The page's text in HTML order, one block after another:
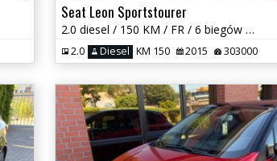
Seat Leon Sportstourer
2.0 diesel / 150 KM / FR / 6 biegów / zarej w PL / zadbany / zamiana
2.0 Diesel KM 150 2015 303000